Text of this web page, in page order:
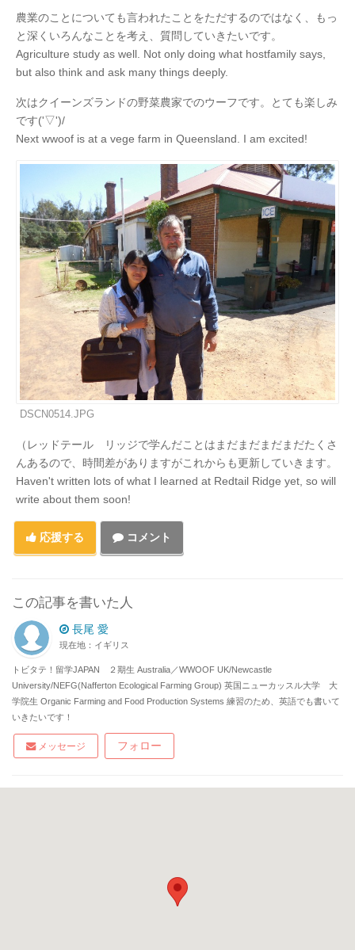
農業のことについても言われたことをただするのではなく、もっ
と深くいろんなことを考え、質問していきたいです。
Agriculture study as well. Not only doing what hostfamily says,
but also think and ask many things deeply.
次はクイーンズランドの野菜農家でのウーフです。とても楽しみ
です('▽')/
Next wwoof is at a vege farm in Queensland. I am excited!
DSCN0514.JPG
（レッドテール リッジで学んだことはまだまだまだまだたくさ
んあるので、時間差がありますがこれからも更新していきます。
Haven't written lots of what I learned at Redtail Ridge yet, so will
write about them soon!
応援する コメント
この記事を書いた人
長尾 愛
現在地：イギリス
トビタテ！留学JAPAN ２期生 Australia／WWOOF UK/Newcastle
University/NEFG(Nafferton Ecological Farming Group) 英国ニューカッスル大学 大
学院生 Organic Farming and Food Production Systems 練習のため、英語でも書いて
いきたいです！
メッセージ フォロー